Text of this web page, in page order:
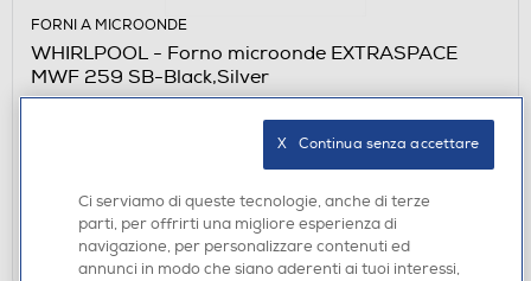
FORNI A MICROONDE
WHIRLPOOL - Forno microonde EXTRASPACE
MWF 259 SB-Black,Silver
AGGIUNGI
Ci serviamo di queste tecnologie, anche di terze
parti, per offrirti una migliore esperienza di
navigazione, per personalizzare contenuti ed
annunci in modo che siano aderenti ai tuoi interessi,
X   Continua senza accettare